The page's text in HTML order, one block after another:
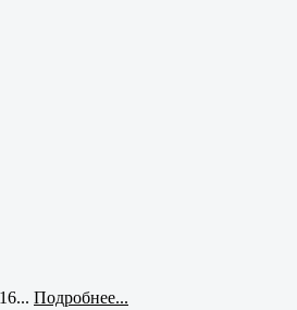
Подробнее...